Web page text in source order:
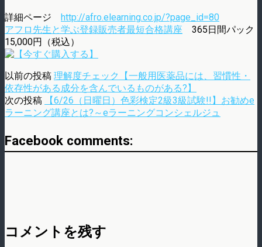
詳細ページ
http://afro.elearning.co.jp/?page_id=80
アフロ先生と学ぶ登録販売者最短合格講座 365日間パック
15,000円（税込）
以前の投稿 理解度チェック【一般用医薬品には、習慣性・
依存性がある成分を含んでいるものがある?】
次の投稿
【6/26（日曜日）色彩検定2級3級試験!!】お勧めe
ラーニング講座とは?～eラーニングコンシェルジュ
Facebook comments:
コメントを残す